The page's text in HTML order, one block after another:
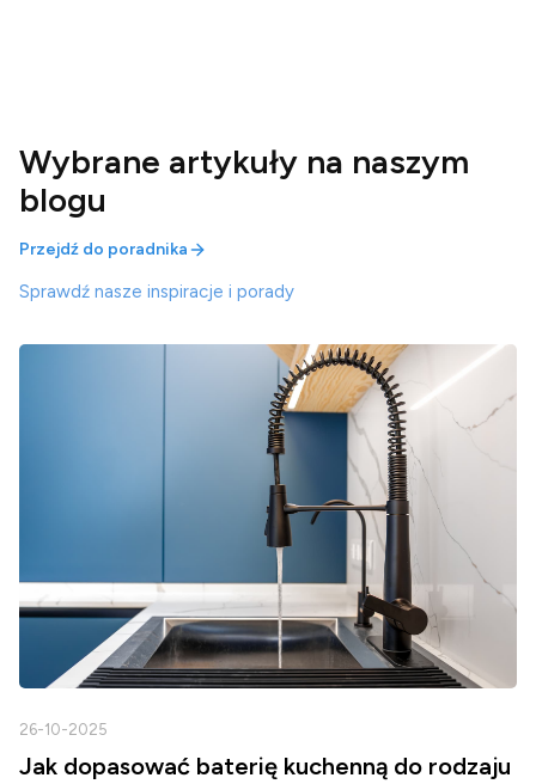
Wybrane artykuły na naszym
blogu
Przejdź do poradnika
Sprawdź nasze inspiracje i porady
26-10-2025
Jak dopasować baterię kuchenną do rodzaju